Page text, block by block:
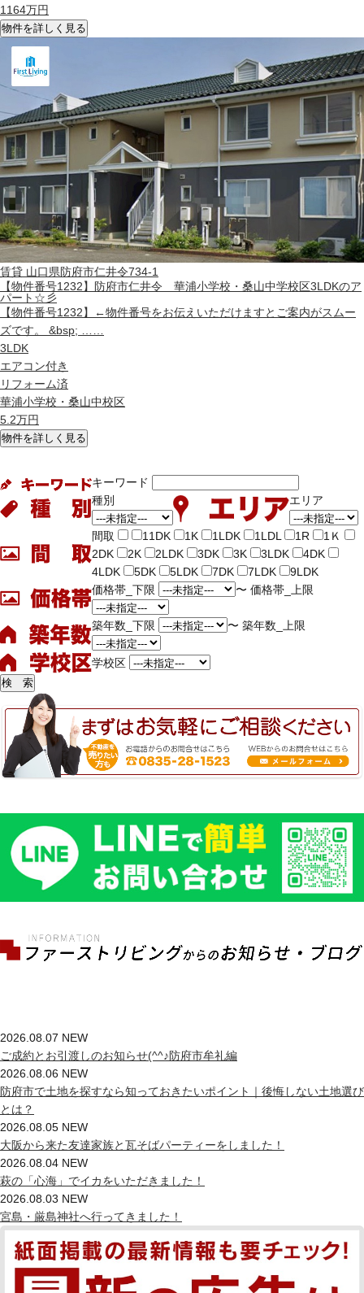
1164万円
物件を詳しく見る
賃貸 山口県防府市仁井令734-1
【物件番号1232】防府市仁井令 華浦小学校・桑山中学校区3LDKのア
パート☆彡
【物件番号1232】←物件番号をお伝えいただけますとご案内がスムー
ズです。 &bsp; ……
3LDK
エアコン付き
リフォーム済
華浦小学校・桑山中校区
5.2万円
物件を詳しく見る
キーワード
種別
エリア
間取 11DK 1K 1LDK 1LDL 1R
1Ｋ
2DK
2K 2LDK 3DK 3K 3LDK
4DK
4LDK
5DK 5LDK 7DK 7LDK
9LDK
価格帯_下限
〜 価格帯_上限
築年数_下限 〜 築年数_上限
学校区
2026.08.07 NEW
ご成約とお引渡しのお知らせ(^^♪防府市牟礼編
2026.08.06 NEW
防府市で土地を探すなら知っておきたいポイント｜後悔しない土地選び
とは？
2026.08.05 NEW
大阪から来た友達家族と瓦そばパーティーをしました！
2026.08.04 NEW
萩の「心海」でイカをいただきました！
2026.08.03 NEW
宮島・厳島神社へ行ってきました！